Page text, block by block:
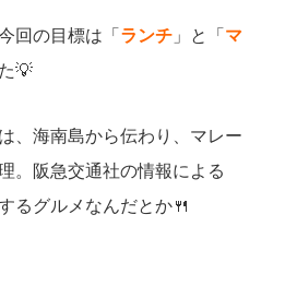
回の目標は「 ランチ」と「 マ
💡
、海南島から伝わり、マレー
。
阪急交通社の情報による
るグルメなんだとか🍴